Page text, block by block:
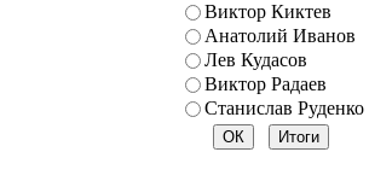
Виктор Киктев
Анатолий Иванов
Лев Кудасов
Виктор Радаев
Станислав Руденко